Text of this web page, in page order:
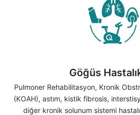
Göğüs
Pulmoner Rehabilitasyon, Kronik
(KOAH), astım, kistik fibrosis,
diğer kronik solunum sistemi